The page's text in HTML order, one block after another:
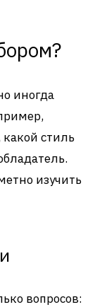
иногда
стиль
изучить
вопросов: